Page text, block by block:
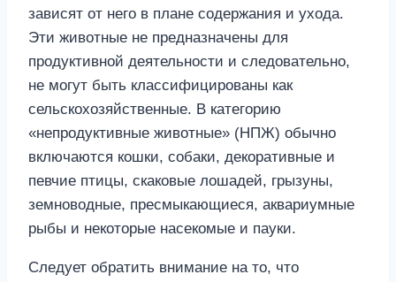
зависят от него в плане содержания и ухода.
Эти животные не предназначены для
продуктивной деятельности и следовательно,
не могут быть классифицированы как
сельскохозяйственные. В категорию
«непродуктивные животные» (НПЖ) обычно
включаются кошки, собаки, декоративные и
певчие птицы, скаковые лошадей, грызуны,
земноводные, пресмыкающиеся, аквариумные
рыбы и некоторые насекомые и пауки.
Следует обратить внимание на то, что